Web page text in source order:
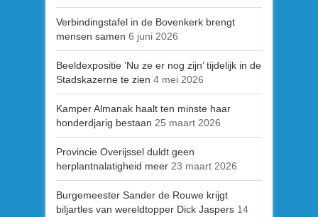
Verbindingstafel in de Bovenkerk brengt
mensen samen 6 juni 2026
Beeldexpositie ’Nu ze er nog zijn’ tijdelijk in de
Stadskazerne te zien 4 mei 2026
Kamper Almanak haalt ten minste haar
honderdjarig bestaan 25 maart 2026
Provincie Overijssel duldt geen
herplantnalatigheid meer 23 maart 2026
Burgemeester Sander de Rouwe krijgt
biljartles van wereldtopper Dick Jaspers 14